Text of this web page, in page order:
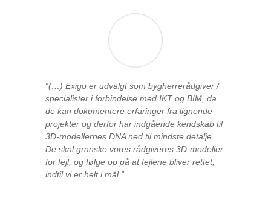
“(…) Exigo er udvalgt som bygherrerådgiver /
specialister i forbindelse med IKT og BIM, da
de kan dokumentere erfaringer fra lignende
projekter og derfor har indgående kendskab til
3D-modellernes DNA ned til mindste detalje.
De skal granske vores rådgiveres 3D-modeller
for fejl, og følge op på at fejlene bliver rettet,
indtil vi er helt i mål.”